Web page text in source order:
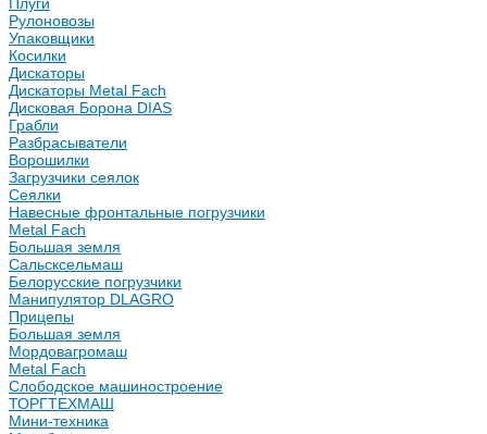
Рулоновозы
Упаковщики
Косилки
Дискаторы
Дискаторы Metal Fach
Дисковая Борона DIAS
Грабли
Разбрасыватели
Ворошилки
Загрузчики сеялок
Сеялки
Навесные фронтальные погрузчики
Metal Fach
Большая земля
Сальсксельмаш
Белорусские погрузчики
Манипулятор DLAGRO
Прицепы
Большая земля
Мордовагромаш
Metal Fach
Слободское машиностроение
ТОРГТЕХМАШ
Мини-техника